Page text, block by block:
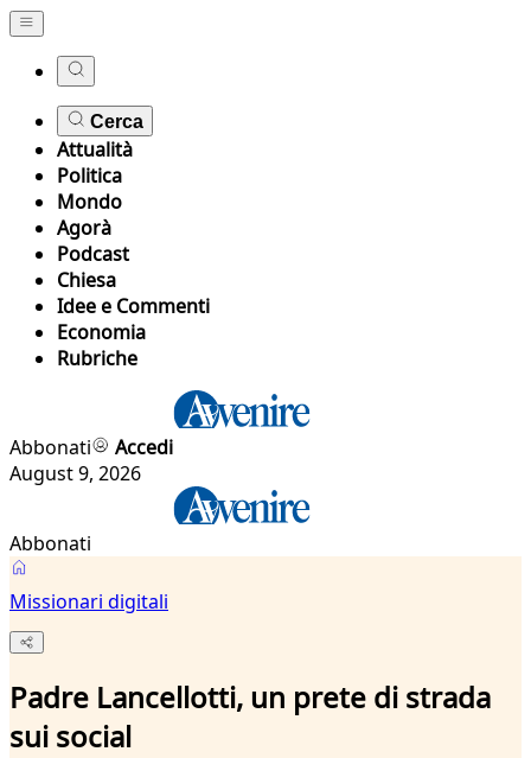
Cerca
Attualità
Politica
Mondo
Agorà
Podcast
Chiesa
Idee e Commenti
Economia
Rubriche
Abbonati
Accedi
August 9, 2026
Abbonati
Missionari digitali
Padre Lancellotti, un prete di strada
sui social